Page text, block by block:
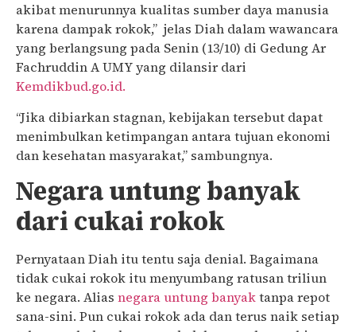
akibat menurunnya kualitas sumber daya manusia
karena dampak rokok,” jelas Diah dalam wawancara
yang berlangsung pada Senin (13/10) di Gedung Ar
Fachruddin A UMY yang dilansir dari
Kemdikbud.go.id.
“Jika dibiarkan stagnan, kebijakan tersebut dapat
menimbulkan ketimpangan antara tujuan ekonomi
dan kesehatan masyarakat,” sambungnya.
Negara untung banyak
dari cukai rokok
Pernyataan Diah itu tentu saja denial. Bagaimana
tidak cukai rokok itu menyumbang ratusan triliun
ke negara. Alias negara untung banyaktanpa repot
sana-sini. Pun cukai rokok ada dan terus naik setiap